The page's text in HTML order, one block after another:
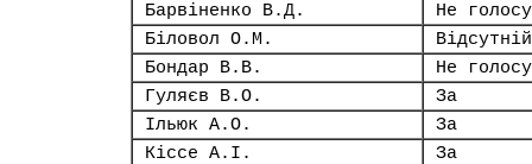
Барвіненко В.Д.
Не
Біловол О.М.
Відсутній
Бондар В.В.
Не
Гуляєв В.О.
За
Ільюк А.О.
За
Кіссе А.І.
За